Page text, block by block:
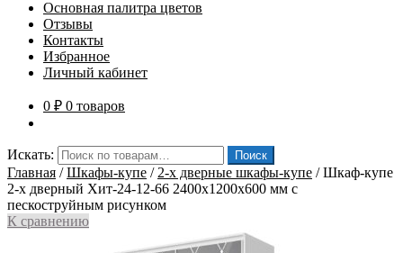
Основная палитра цветов
Отзывы
Контакты
Избранное
Личный кабинет
0 ₽ 0 товаров
Искать: Поиск
Главная /Шкафы-купе / 2-х дверные шкафы-купе /Шкаф-купе
2-х дверный Хит-24-12-66 2400x1200x600 мм с
пескоструйным рисунком
К сравнению